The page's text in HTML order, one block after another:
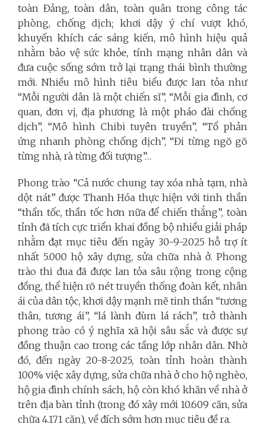
toàn Đảng, toàn dân, toàn quân trong công tác
phòng, chống dịch; khơi dậy ý chí vượt khó,
khuyến khích các sáng kiến, mô hình hiệu quả
nhằm bảo vệ sức khỏe, tính mạng nhân dân và
đưa cuộc sống sớm trở lại trạng thái bình thường
mới. Nhiều mô hình tiêu biểu được lan tỏa như
“Mỗi người dân là một chiến sĩ”, “Mỗi gia đình, cơ
quan, đơn vị, địa phương là một pháo đài chống
dịch”, “Mô hình Chibi tuyên truyền”, “Tổ phản
ứng nhanh phòng chống dịch”, “Đi từng ngõ gõ
từng nhà, rà từng đối tượng”…
Phong trào “Cả nước chung tay xóa nhà tạm, nhà
dột nát” được Thanh Hóa thực hiện với tinh thần
“thần tốc, thần tốc hơn nữa để chiến thắng”, toàn
tỉnh đã tích cực triển khai đồng bộ nhiều giải pháp
nhằm đạt mục tiêu đến ngày 30-9-2025 hỗ trợ ít
nhất 5.000 hộ xây dựng, sửa chữa nhà ở. Phong
trào thi đua đã được lan tỏa sâu rộng trong cộng
đồng, thể hiện rõ nét truyền thống đoàn kết, nhân
ái của dân tộc, khơi dậy mạnh mẽ tinh thần “tương
thân, tương ái”, “lá lành đùm lá rách”, trở thành
phong trào có ý nghĩa xã hội sâu sắc và được sự
đồng thuận cao trong các tầng lớp nhân dân. Nhờ
đó, đến ngày 20-8-2025, toàn tỉnh hoàn thành
100% việc xây dựng, sửa chữa nhà ở cho hộ nghèo,
hộ gia đình chính sách, hộ còn khó khăn về nhà ở
trên địa bàn tỉnh (trong đó xây mới 10.609 căn, sửa
chữa 4.171 căn), về đích sớm hơn mục tiêu đề ra.